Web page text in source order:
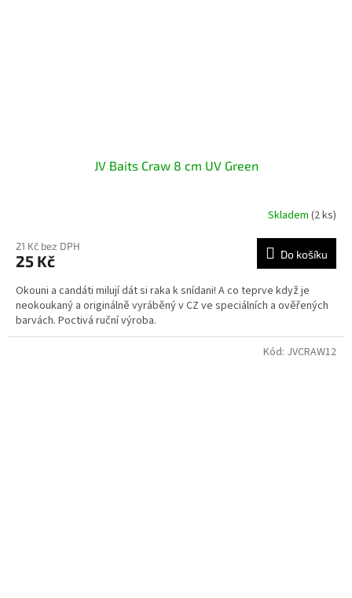
JV Baits Craw 8 cm UV Green
Skladem (2 ks)
21 Kč bez DPH
25 Kč Do košíku
Okouni a candáti milují dát si raka k snídani! A co teprve když je
neokoukaný a originálně vyráběný v CZ ve speciálních a ověřených
barvách. Poctivá ruční výroba.
Kód: JVCRAW12